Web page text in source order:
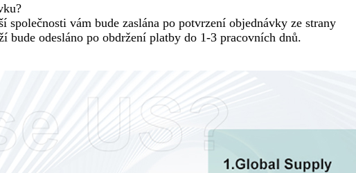
vám bude zaslána po potvrzení objednávky ze strany
odesláno po obdržení platby do 1-3 pracovních dnů.